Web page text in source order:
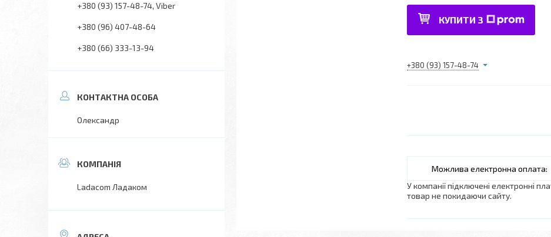
КУПИТИ З
+380 (93) 157-48-74
У компанії підключені електронні
товар не покидаючи сайту.
+380 (93) 157-48-74 Viber
+380 (96) 407-48-64
+380 (66) 333-13-94
Олександр
Ladacom Ладаком